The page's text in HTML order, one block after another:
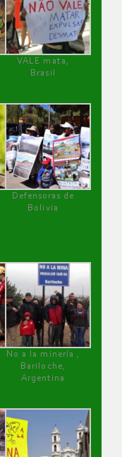
VALE mata,
Brasil
Defensoras de
Bolivia
No a la minería ,
Bariloche,
Argentina